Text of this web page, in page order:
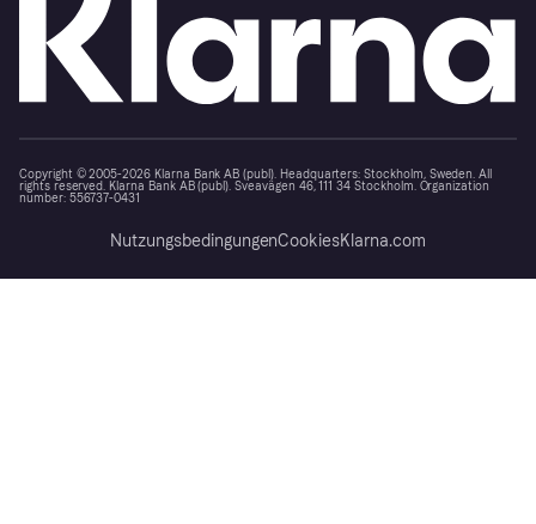
Copyright © 2005-2026 Klarna Bank AB (publ). Headquarters: Stockholm, Sweden. All
rights reserved. Klarna Bank AB (publ). Sveavägen 46, 111 34 Stockholm. Organization
number: 556737-0431
NutzungsbedingungenCookiesKlarna.com